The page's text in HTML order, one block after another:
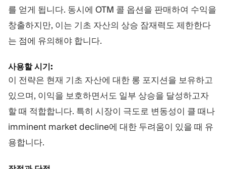
를 얻게 됩니다. 동시에 OTM 콜 옵션을 판매하여 수익을
창출하지만, 이는 기초 자산의 상승 잠재력도 제한한다
는 점에 유의해야 합니다.
사용할 시기:
이 전략은 현재 기초 자산에 대한 롱 포지션을 보유하고
있으며, 이익을 보호하면서도 일부 상승을 달성하고자
할 때 적합합니다. 특히 시장이 극도로 변동성이 클 때나
imminent market decline에 대한 두려움이 있을 때 유
용합니다.